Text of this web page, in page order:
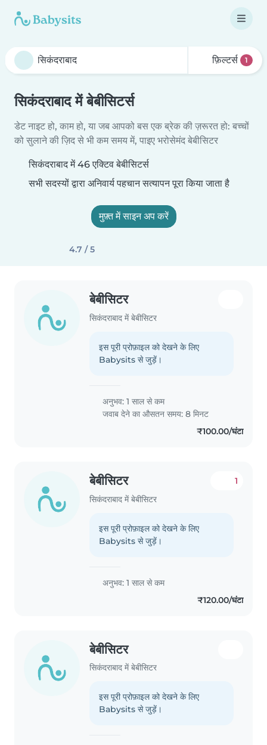
फ़िल्टर्स 1
सिकंदराबाद में बेबीसिटर्स
डेट नाइट हो, काम हो, या जब आपको बस एक ब्रेक की ज़रूरत हो: बच्चों
को सुलाने की ज़िद से भी कम समय में, पाइए भरोसेमंद बेबीसिटर
सिकंदराबाद में 46 एक्टिव बेबीसिटर्स
सभी सदस्यों द्वारा अनिवार्य पहचान सत्यापन पूरा किया जाता है
मुफ़्त में साइन अप करें
4.7 / 5
बेबीसिटर
सिकंदराबाद में बेबीसिटर
इस पूरी प्रोफ़ाइल को देखने के लिए
Babysits से जुड़ें।
अनुभव: 1 साल से कम
जवाब देने का औसतन समय: 8 मिनट
₹100.00/घंटा
बेबीसिटर
सिकंदराबाद में बेबीसिटर
1
इस पूरी प्रोफ़ाइल को देखने के लिए
Babysits से जुड़ें।
अनुभव: 1 साल से कम
₹120.00/घंटा
बेबीसिटर
सिकंदराबाद में बेबीसिटर
इस पूरी प्रोफ़ाइल को देखने के लिए
Babysits से जुड़ें।